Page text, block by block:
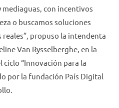
con incentivos
o buscamos soluciones
propuso la intendenta
Van Rysselberghe, en la
“Innovación para la
por la fundación País Digital